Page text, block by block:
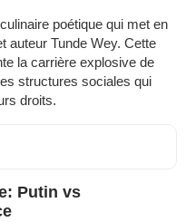
poétique qui met en
auteur Tunde Wey. Cette
la carrière explosive de
structures sociales qui
droits.
Putin vs